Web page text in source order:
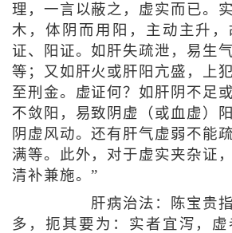
理，一言以蔽之，虚实而已。
木，体阴而用阳，主动主升
证、阳证。如肝失疏泄，易生
等；又如肝火或肝阳亢盛，上
至刑金。虚证何？如肝阴不足
不敛阳，易致阴虚（或血虚）
阴虚风动。还有肝气虚弱不能
满等。此外，对于虚实夹杂证
清补兼施。”
肝病治法：陈宝贵指
多，扼其要为：实者宜泻，